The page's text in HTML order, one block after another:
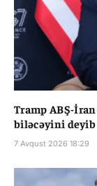
Tramp ABŞ-
biləcəyini deyib
7 Avqust 2026 18:29